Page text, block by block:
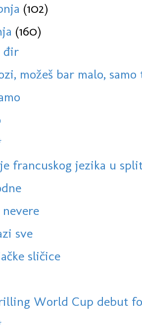
(102)
(160)
đir
možeš bar malo,
francuskog jezika u
sve
sličice
World Cup debut